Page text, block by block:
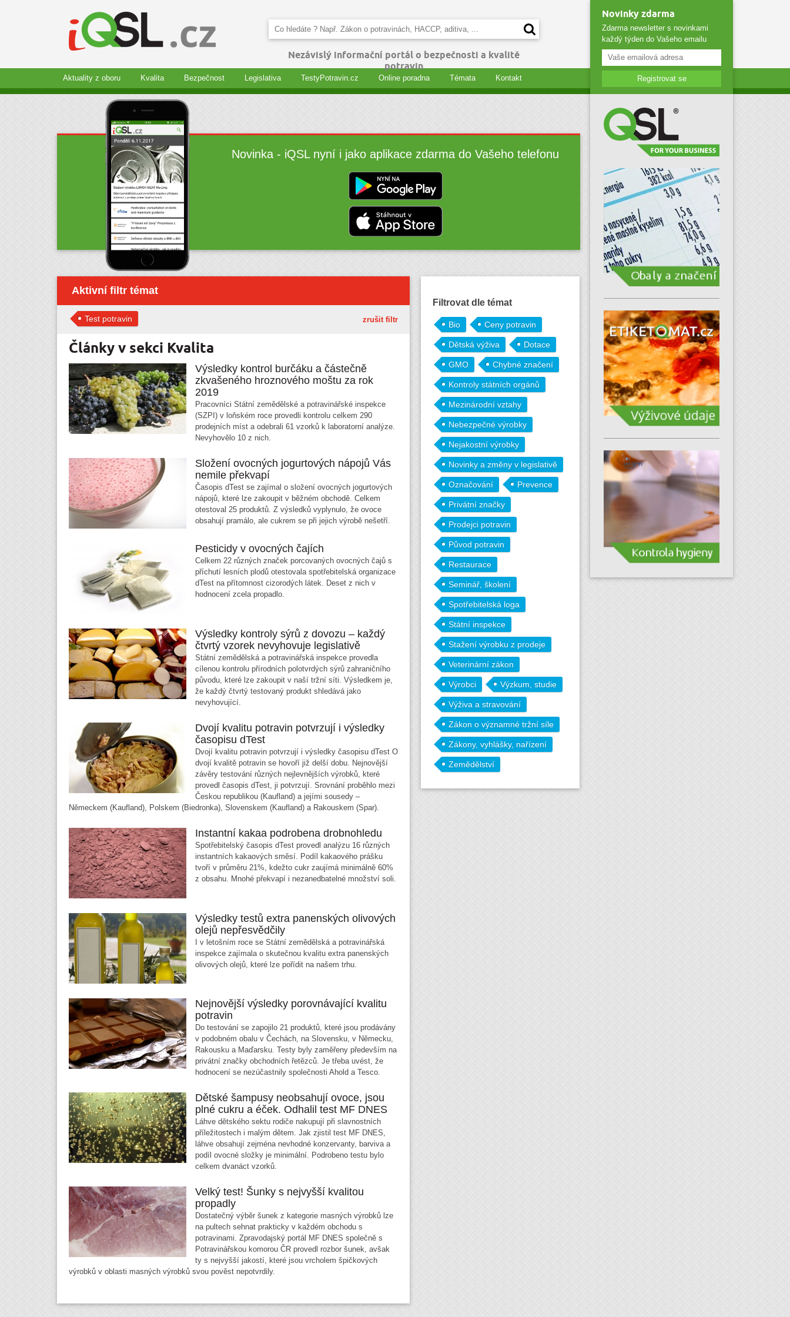
Nezávislý informační portál o bezpečnosti a kvalitě
potravin
Aktuality z oboru Kvalita Bezpečnost Legislativa TestyPotravin.cz Online poradna Témata Kontakt
Novinka - iQSL nyní i jako aplikace zdarma do Vašeho telefonu
Aktivní filtr témat
zrušit filtr
Test potravin
Články v sekci Kvalita
Výsledky kontrol burčáku a částečně
zkvašeného hroznového moštu za rok
2019
Pracovníci Státní zemědělské a potravinářské inspekce
(SZPI) v loňském roce provedli kontrolu celkem 290
prodejních míst a odebrali 61 vzorků k laboratorní analýze.
Nevyhovělo 10 z nich.
Složení ovocných jogurtových nápojů Vás
nemile překvapí
Časopis dTest se zajímal o složení ovocných jogurtových
nápojů, které lze zakoupit v běžném obchodě. Celkem
otestoval 25 produktů. Z výsledků vyplynulo, že ovoce
obsahují pramálo, ale cukrem se při jejich výrobě nešetří.
Pesticidy v ovocných čajích
Celkem 22 různých značek porcovaných ovocných čajů s
příchutí lesních plodů otestovala spotřebitelská organizace
dTest na přítomnost cizorodých látek. Deset z nich v
hodnocení zcela propadlo.
Výsledky kontroly sýrů z dovozu – každý
čtvrtý vzorek nevyhovuje legislativě
Státní zemědělská a potravinářská inspekce provedla
cílenou kontrolu přírodních polotvrdých sýrů zahraničního
původu, které lze zakoupit v naší tržní síti. Výsledkem je,
že každý čtvrtý testovaný produkt shledává jako
nevyhovující.
Dvojí kvalitu potravin potvrzují i výsledky
časopisu dTest
Dvojí kvalitu potravin potvrzují i výsledky časopisu dTest O
dvojí kvalitě potravin se hovoří již delší dobu. Nejnovější
závěry testování různých nejlevnějších výrobků, které
provedl časopis dTest, ji potvrzují. Srovnání proběhlo mezi
Českou republikou (Kaufland) a jejími sousedy –
Německem (Kaufland), Polskem (Biedronka), Slovenskem (Kaufland) a Rakouskem (Spar).
Instantní kakaa podrobena drobnohledu
Spotřebitelský časopis dTest provedl analýzu 16 různých
instantních kakaových směsí. Podíl kakaového prášku
tvoří v průměru 21%, kdežto cukr zaujímá minimálně 60%
z obsahu. Mnohé překvapí i nezanedbatelné množství soli.
Výsledky testů extra panenských olivových
olejů nepřesvědčily
I v letošním roce se Státní zemědělská a potravinářská
inspekce zajímala o skutečnou kvalitu extra panenských
olivových olejů, které lze pořídit na našem trhu.
Nejnovější výsledky porovnávající kvalitu
potravin
Do testování se zapojilo 21 produktů, které jsou prodávány
v podobném obalu v Čechách, na Slovensku, v Německu,
Rakousku a Maďarsku. Testy byly zaměřeny především na
privátní značky obchodních řetězců. Je třeba uvést, že
hodnocení se nezúčastnily společnosti Ahold a Tesco.
Dětské šampusy neobsahují ovoce, jsou
plné cukru a éček. Odhalil test MF DNES
Láhve dětského sektu rodiče nakupují při slavnostních
příležitostech i malým dětem. Jak zjistil test MF DNES,
láhve obsahují zejména nevhodné konzervanty, barviva a
podíl ovocné složky je minimální. Podrobeno testu bylo
celkem dvanáct vzorků.
Velký test! Šunky s nejvyšší kvalitou
propadly
Dostatečný výběr šunek z kategorie masných výrobků lze
na pultech sehnat prakticky v každém obchodu s
potravinami. Zpravodajský portál MF DNES společně s
Potravinářskou komorou ČR provedl rozbor šunek, avšak
ty s nejvyšší jakostí, které jsou vrcholem špičkových
výrobků v oblasti masných výrobků svou pověst nepotvrdily.
Filtrovat dle témat
Bio Ceny potravin
Dětská výživa Dotace
GMO Chybné značení
Kontroly státních orgánů
Mezinárodní vztahy
Nebezpečné výrobky
Nejakostní výrobky
Novinky a změny v legislativě
Označování Prevence
Privátní značky
Prodejci potravin
Původ potravin
Restaurace
Seminář, školení
Spotřebitelská loga
Státní inspekce
Stažení výrobku z prodeje
Veterinární zákon
Výrobci Výzkum, studie
Výživa a stravování
Zákon o významné tržní síle
Zákony, vyhlášky, nařízení
Zemědělství
Novinky zdarma
Zdarma newsletter s novinkami
každý týden do Vašeho emailu
Registrovat se